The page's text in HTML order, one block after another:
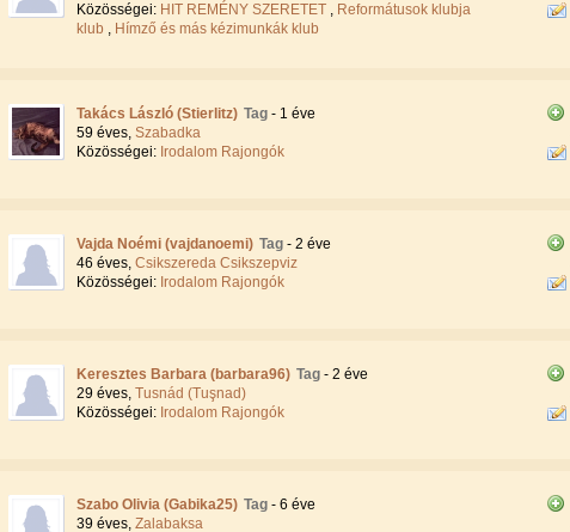
Közösségei: HIT REMÉNY SZERETET , Reformátusok klubja
klub , Hímző és más kézimunkák klub
Takács László (Stierlitz) Tag - 1 éve
59 éves, Szabadka
Közösségei: Irodalom Rajongók
Vajda Noémi (vajdanoemi) Tag - 2 éve
46 éves, Csikszereda Csikszepviz
Közösségei: Irodalom Rajongók
Keresztes Barbara (barbara96) Tag - 2 éve
29 éves, Tusnád (Tuşnad)
Közösségei: Irodalom Rajongók
Szabo Olivia (Gabika25) Tag - 6 éve
39 éves, Zalabaksa